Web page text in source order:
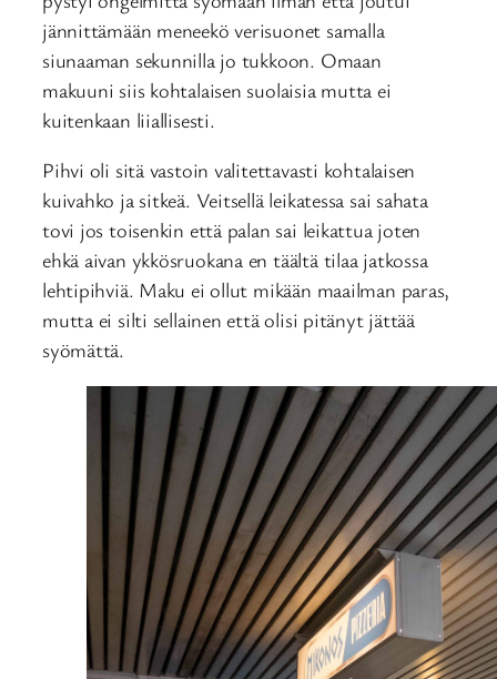
jännittämään meneekö verisuonet samalla
siunaaman sekunnilla jo tukkoon. Omaan
makuuni siis kohtalaisen suolaisia mutta ei
kuitenkaan liiallisesti.
Pihvi oli sitä vastoin valitettavasti kohtalaisen
kuivahko ja sitkeä. Veitsellä leikatessa sai sahata
tovi jos toisenkin että palan sai leikattua joten
ehkä aivan ykkösruokana en täältä tilaa jatkossa
lehtipihviä. Maku ei ollut mikään maailman paras,
mutta ei silti sellainen että olisi pitänyt jättää
syömättä.